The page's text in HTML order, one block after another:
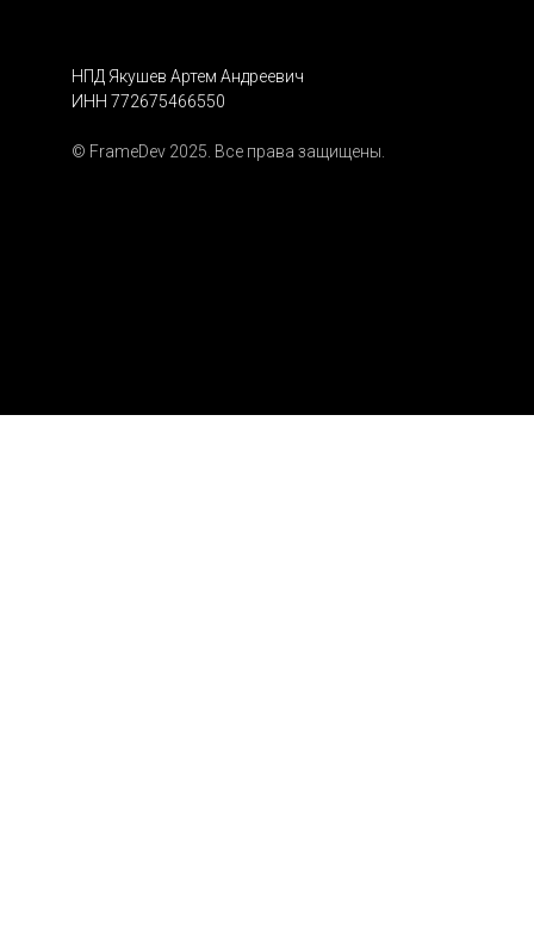
НПД Якушев Артем Андреевич
ИНН 772675466550
© FrameDev 2025. Все права защищены.